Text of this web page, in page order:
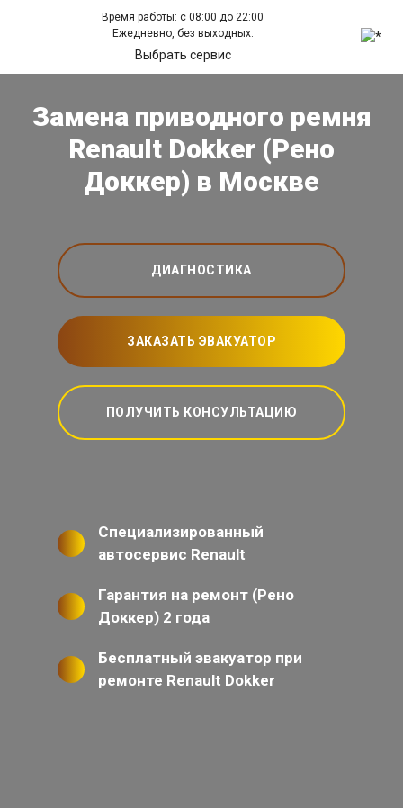
Время работы: с 08:00 до 22:00
Ежедневно, без выходных.
Выбрать сервис
Замена приводного ремня
Renault Dokker (Рено
Доккер) в Москве
ДИАГНОСТИКА
ЗАКАЗАТЬ ЭВАКУАТОР
ПОЛУЧИТЬ КОНСУЛЬТАЦИЮ
Специализированный
автосервис Renault
Гарантия на ремонт (Рено
Доккер) 2 года
Бесплатный эвакуатор при
ремонте Renault Dokker